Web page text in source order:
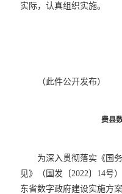
实际，认真组织实施。
（此件公开发布）
费县
为深入贯彻落实《国
见》（国发〔2022〕14号
东省数字政府建设实施方